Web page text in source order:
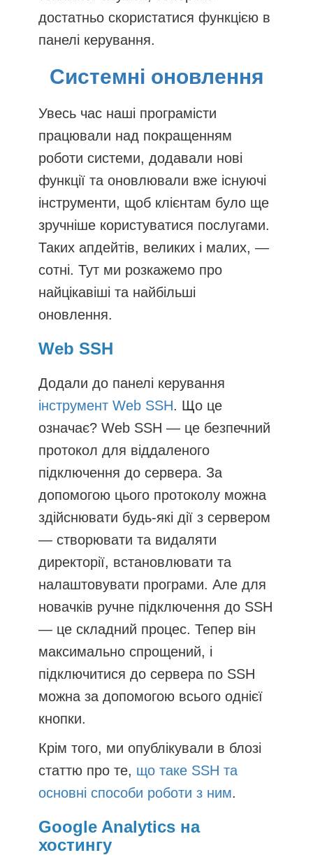
достатньо скористатися функцією в
панелі керування.
Системні оновлення
Увесь час наші програмісти
працювали над покращенням
роботи системи, додавали нові
функції та оновлювали вже існуючі
інструменти, щоб клієнтам було ще
зручніше користуватися послугами.
Таких апдейтів, великих і малих, —
сотні. Тут ми розкажемо про
найцікавіші та найбільші
оновлення.
Web SSH
Додали до панелі керування
інструмент Web SSH. Що це
означає? Web SSH — це безпечний
протокол для віддаленого
підключення до сервера. За
допомогою цього протоколу можна
здійснювати будь-які дії з сервером
— створювати та видаляти
директорії, встановлювати та
налаштовувати програми. Але для
новачків ручне підключення до SSH
— це складний процес. Тепер він
максимально спрощений, і
підключитися до сервера по SSH
можна за допомогою всього однієї
кнопки.
Крім того, ми опублікували в блозі
статтю про те, що таке SSH та
основні способи роботи з ним.
Google Analytics на
хостингу